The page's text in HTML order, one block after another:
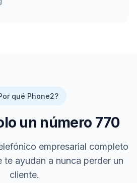
qué Phone2?
un número 770
empresarial completo
te ayudan a nunca perder un
cliente.